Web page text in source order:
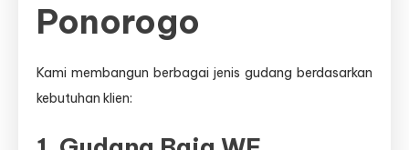
Ponorogo
Kami membangun berbagai jenis gudang berdasarkan
kebutuhan klien: